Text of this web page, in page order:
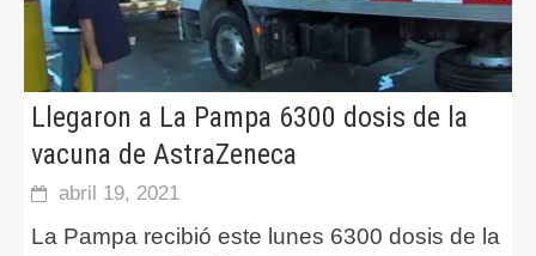
Llegaron a La Pampa 6300 dosis de la
vacuna de AstraZeneca
abril 19, 2021
La Pampa recibió este lunes 6300 dosis de la